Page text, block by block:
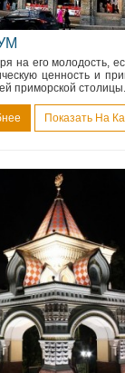
на его молодость,
ценность и
приморской
Показать На